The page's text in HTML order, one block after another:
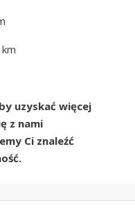
uzyskać więcej
z nami
Ci znaleźć